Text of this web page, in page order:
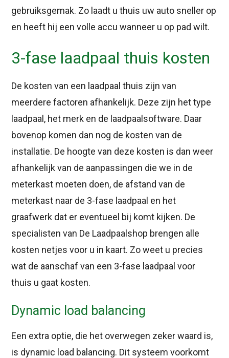
gebruiksgemak. Zo laadt u thuis uw auto sneller op
en heeft hij een volle accu wanneer u op pad wilt.
3-fase laadpaal thuis kosten
De kosten van een laadpaal thuis zijn van
meerdere factoren afhankelijk. Deze zijn het type
laadpaal, het merk en de laadpaalsoftware. Daar
bovenop komen dan nog de kosten van de
installatie. De hoogte van deze kosten is dan weer
afhankelijk van de aanpassingen die we in de
meterkast moeten doen, de afstand van de
meterkast naar de 3-fase laadpaal en het
graafwerk dat er eventueel bij komt kijken. De
specialisten van De Laadpaalshop brengen alle
kosten netjes voor u in kaart. Zo weet u precies
wat de aanschaf van een 3-fase laadpaal voor
thuis u gaat kosten.
Dynamic load balancing
Een extra optie, die het overwegen zeker waard is,
is dynamic load balancing. Dit systeem voorkomt